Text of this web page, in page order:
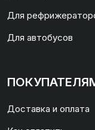
Для
Для автобусов
Доставка и оплата